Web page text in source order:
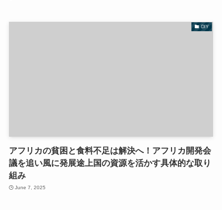
DIY
アフリカの貧困と食料不足は解決へ！アフリカ開発会
議を追い風に発展途上国の資源を活かす具体的な取り
組み
June 7, 2025